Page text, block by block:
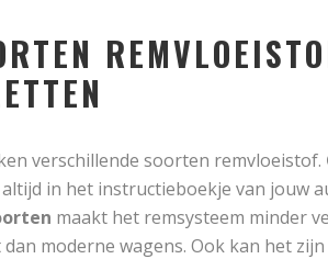
verschillende soorten remvloeistof.
in het instructieboekje van jouw
maakt het remsysteem minder
moderne wagens. Ook kan het